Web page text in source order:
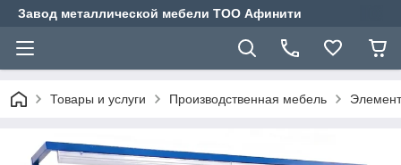
Завод металлической мебели ТОО Афинити
Товары и услуги Производственная мебель